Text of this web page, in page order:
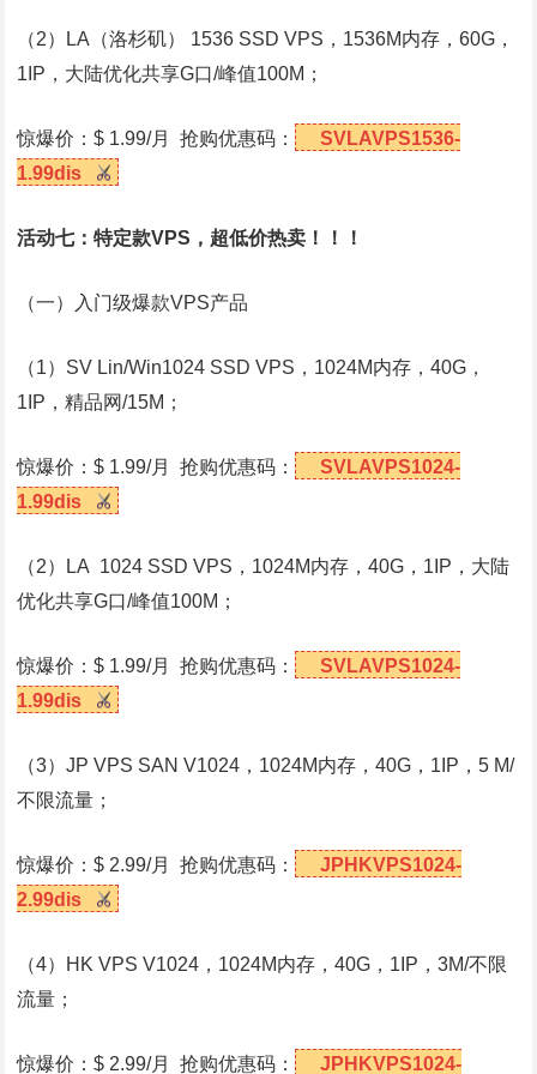
（2）LA（洛杉矶） 1536 SSD VPS，1536M内存，60G，
1IP，大陆优化共享G口/峰值100M；
惊爆价：$ 1.99/月 抢购优惠码：
SVLAVPS1536-
1.99dis
活动七：特定款VPS，超低价热卖！！！
（一）入门级爆款VPS产品
（1）SV Lin/Win1024 SSD VPS，1024M内存，40G，
1IP，精品网/15M；
惊爆价：$ 1.99/月 抢购优惠码：
SVLAVPS1024-
1.99dis
（2）LA 1024 SSD VPS，1024M内存，40G，1IP，大陆
优化共享G口/峰值100M；
惊爆价：$ 1.99/月 抢购优惠码：
SVLAVPS1024-
1.99dis
（3）JP VPS SAN V1024，1024M内存，40G，1IP，5 M/
不限流量；
惊爆价：$ 2.99/月 抢购优惠码：
JPHKVPS1024-
2.99dis
（4）HK VPS V1024，1024M内存，40G，1IP，3M/不限
流量；
惊爆价：$ 2.99/月 抢购优惠码： JPHKVPS1024-